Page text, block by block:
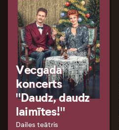
Vecgada
koncerts
"Daudz, daudz
laimītes!"
Dailes teātris